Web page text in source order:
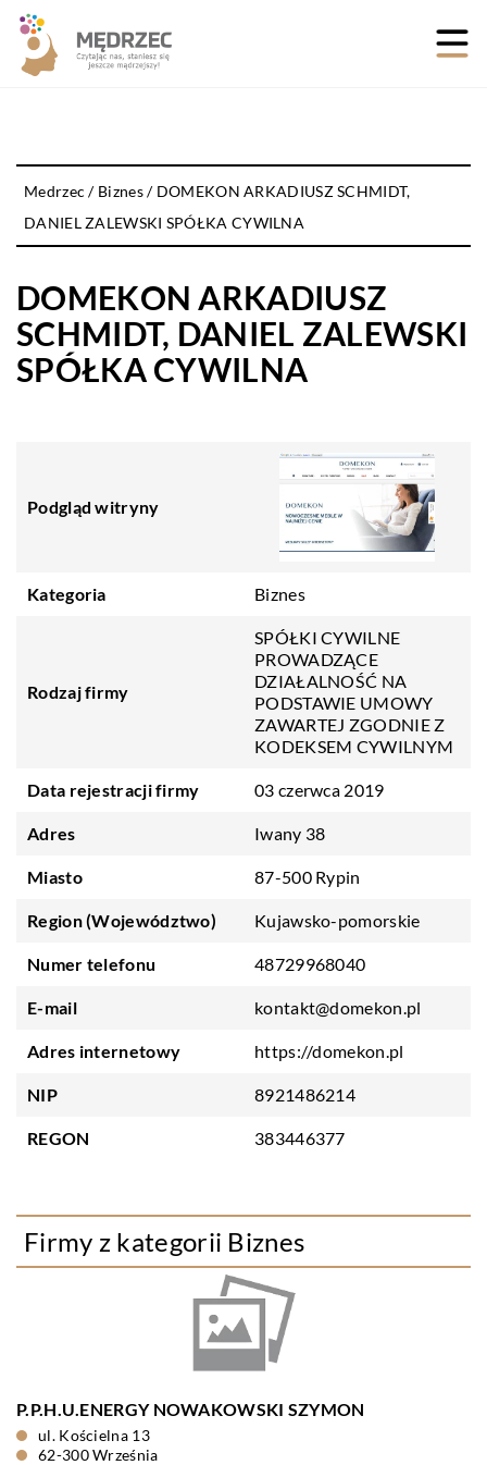
Medrzec / Biznes/ DOMEKON ARKADIUSZ SCHMIDT,
DANIEL ZALEWSKI SPÓŁKA CYWILNA
DOMEKON ARKADIUSZ
SCHMIDT, DANIEL ZALEWSKI
SPÓŁKA CYWILNA
Podgląd witryny
Kategoria Biznes
Rodzaj firmy
SPÓŁKI CYWILNE
PROWADZĄCE
DZIAŁALNOŚĆ NA
PODSTAWIE UMOWY
ZAWARTEJ ZGODNIE Z
KODEKSEM CYWILNYM
Data rejestracji firmy 03 czerwca 2019
Adres Iwany 38
Miasto 87-500 Rypin
Region (Województwo) Kujawsko-pomorskie
Numer telefonu 48729968040
E-mail kontakt@domekon.pl
Adres internetowy https://domekon.pl
NIP 8921486214
REGON 383446377
Firmy z kategorii Biznes
P.P.H.U.ENERGY NOWAKOWSKI SZYMON
ul. Kościelna 13
62-300 Września